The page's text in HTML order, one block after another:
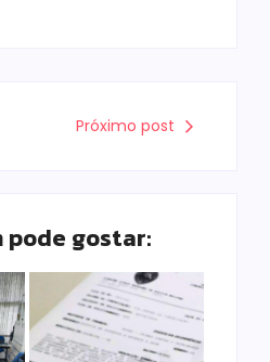
Próximo post
pode gostar: